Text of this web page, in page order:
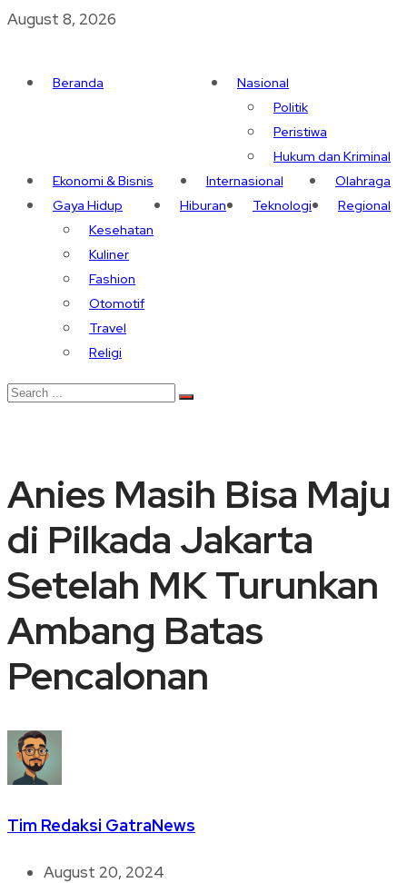
August 8, 2026
Beranda
Nasional
Politik
Peristiwa
Hukum dan Kriminal
Ekonomi & Bisnis
Internasional
Olahraga
Gaya Hidup
Kesehatan
Kuliner
Fashion
Otomotif
Travel
Religi
Hiburan Teknologi Regional
Anies Masih Bisa Maju
di Pilkada Jakarta
Setelah MK Turunkan
Ambang Batas
Pencalonan
Tim Redaksi GatraNews
August 20, 2024